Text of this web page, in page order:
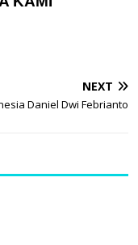
NEXT
Daniel Dwi Febrianto